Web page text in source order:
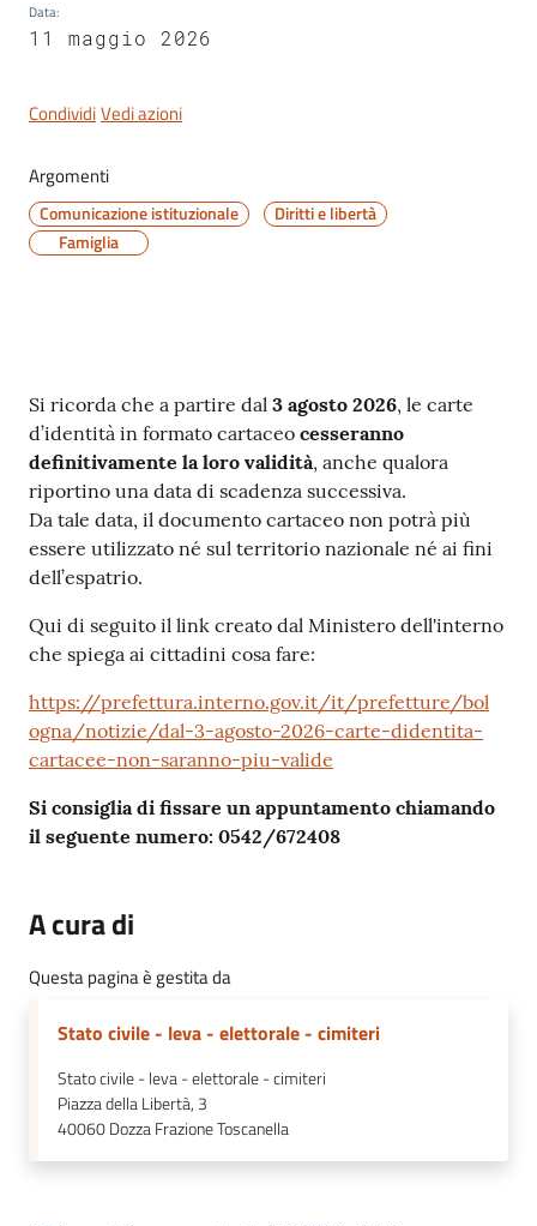
on-
line
Tutti
argomenti
Data:
11 maggio 2026
CondividiVedi azioni
Argomenti
Comunicazione istituzionale
Diritti e libertà
Famiglia
Contenuto
Si ricorda che a partire dal 3 agosto 2026, le carte
d’identità in formato cartaceo cesseranno
definitivamente la loro validità, anche qualora
riportino una data di scadenza successiva.
Da tale data, il documento cartaceo non potrà più
essere utilizzato né sul territorio nazionale né ai fini
dell’espatrio.
Qui di seguito il link creato dal Ministero dell'interno
che spiega ai cittadini cosa fare:
https://prefettura.interno.gov.it/it/prefetture/bol
ogna/notizie/dal-3-agosto-2026-carte-didentita-
cartacee-non-saranno-piu-valide
Si consiglia di fissare un appuntamento chiamando
il seguente numero: 0542/672408
A cura di
Questa pagina è gestita da
Stato civile - leva - elettorale - cimiteri
Stato civile - leva - elettorale - cimiteri
Piazza della Libertà, 3
40060Dozza Frazione Toscanella